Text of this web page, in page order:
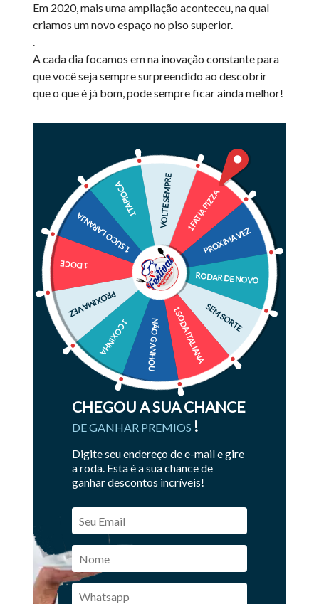
Em 2020, mais uma ampliação aconteceu, na qual
criamos um novo espaço no piso superior.
.
A cada dia focamos em na inovação constante para
que você seja sempre surpreendido ao descobrir
que o que é já bom, pode sempre ficar ainda melhor!
1 FATIA PIZZA
PROXIMA VEZ
RODAR DE NOVO
SEM SORTE
1 SODA ITALIANA
NÃO GANHOU
1 COXINHA
PROXIMA VEZ
1 DOCE
1 SUCO LARANJA
1 TAPIOCA VOLTE SEMPRE
CHEGOU A SUA CHANCE
DE GANHAR PREMIOS !
Digite seu endereço de e-mail e gire
a roda. Esta é a sua chance de
ganhar descontos incríveis!